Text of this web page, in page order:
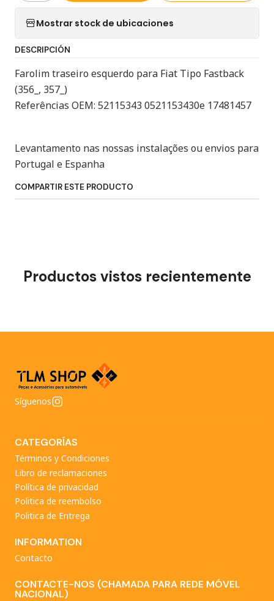
Mostrar stock de ubicaciones
DESCRIPCIÓN
Farolim traseiro esquerdo para Fiat Tipo Fastback
(356_, 357_)
Referências OEM: 52115343 0521153430e 17481457
Levantamento nas nossas instalações ou envios para
Portugal e Espanha
COMPARTIR ESTE PRODUCTO
Productos vistos recientemente
Síguenos
CATEGORÍAS
Términos y Condiciones
Libro de reclamaciones
Política de privacidad
Politica de reembolso
Politica de Entrega
INFORMATION
Contacto
CONTACTE-NOS (CHAMADA PARA REDE MÓVEL
NACIONAL)